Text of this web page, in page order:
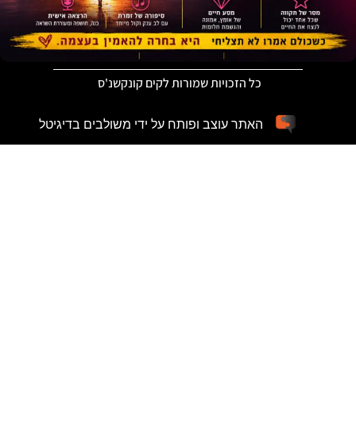
כל הזכויות שמורות לקים קונקשנ'ס
האתר עוצב ופותח על ידי משולבים בדיגיטל